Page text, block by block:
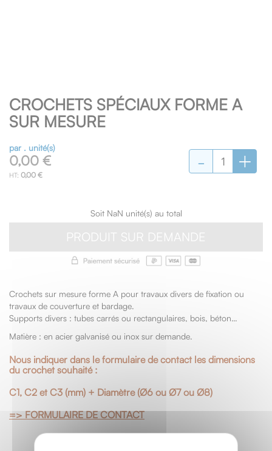
CROCHETS SPÉCIAUX FORME A
SUR MESURE
par . unité(s)
0,00 €
0,00 € - +
Soit NaN unité(s) au total
PRODUIT SUR DEMANDE
Crochets sur mesure forme A pour travaux divers de fixation ou
travaux de couverture et bardage.
Supports divers : tubes carrés ou rectangulaires, bois, béton…
Matière : en acier galvanisé ou inox sur demande.
Nous indiquer dans le formulaire de contact les dimensions
du crochet souhaité :
C1, C2 et C3 (mm) + Diamètre (Ø6 ou Ø7 ou Ø8)
=> FORMULAIRE DE CONTACT
to
the
beginning
the
images
gallery